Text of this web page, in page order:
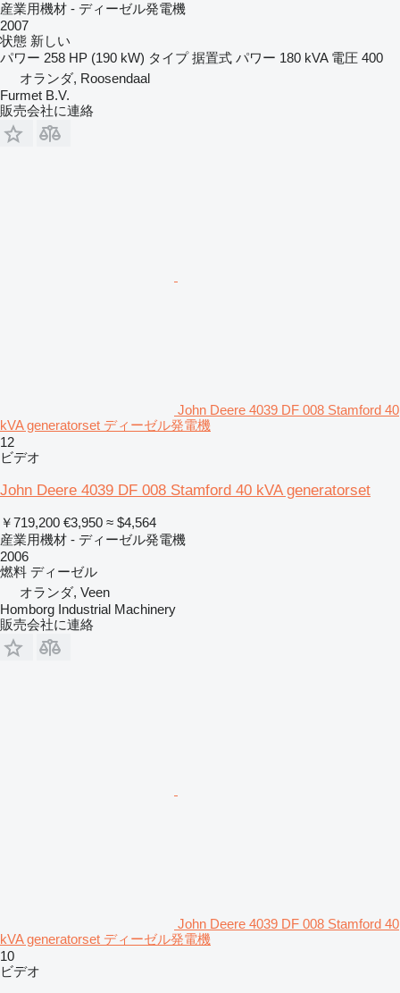
産業用機材 - ディーゼル発電機
2007
状態 新しい
パワー 258 HP (190 kW) タイプ 据置式 パワー 180 kVA 電圧 400
オランダ, Roosendaal
Furmet B.V.
販売会社に連絡
John Deere 4039 DF 008 Stamford 40
kVA generatorset ディーゼル発電機
12
ビデオ
John Deere 4039 DF 008 Stamford 40 kVA generatorset
￥719,200 €3,950 ≈ $4,564
産業用機材 - ディーゼル発電機
2006
燃料 ディーゼル
オランダ, Veen
Homborg Industrial Machinery
販売会社に連絡
John Deere 4039 DF 008 Stamford 40
kVA generatorset ディーゼル発電機
10
ビデオ